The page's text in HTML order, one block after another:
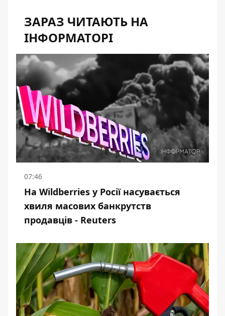
ЗАРАЗ ЧИТАЮТЬ НА
ІНФОРМАТОРІ
07:46
На Wildberries у Росії насувається
хвиля масових банкрутств
продавців - Reuters